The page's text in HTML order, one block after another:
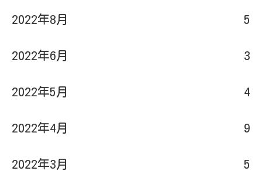
2022年8月 5
2022年6月 3
2022年5月 4
2022年4月 9
2022年3月 5